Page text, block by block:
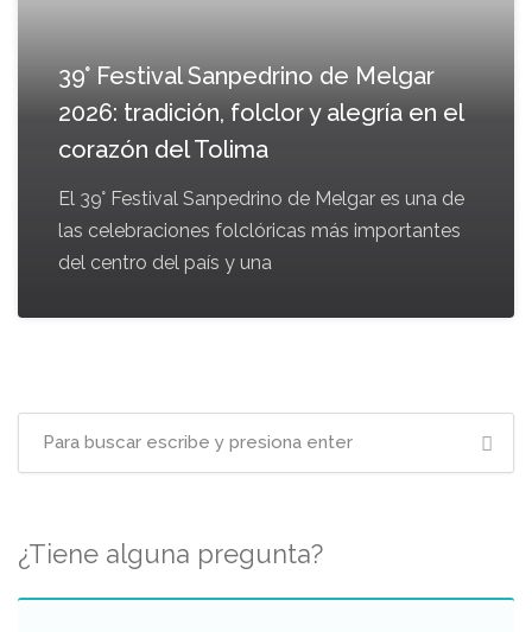
39° Festival Sanpedrino de Melgar
2026: tradición, folclor y alegría en el
corazón del Tolima
El 39° Festival Sanpedrino de Melgar es una de
las celebraciones folclóricas más importantes
del centro del país y una
¿Tiene alguna pregunta?